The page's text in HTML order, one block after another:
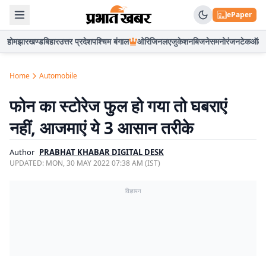
ePaper
होमझारखण्डबिहारउत्तर प्रदेशपश्चिम बंगाल ओरिजिनलएजुकेशनबिजनेसमनोरंजनटेकऑटो
Home Automobile
फोन का स्टोरेज फुल हो गया तो घबराएं
नहीं, आजमाएं ये 3 आसान तरीके
Author PRABHAT KHABAR DIGITAL DESK
UPDATED: MON, 30 MAY 2022 07:38 AM (IST)
विज्ञापन